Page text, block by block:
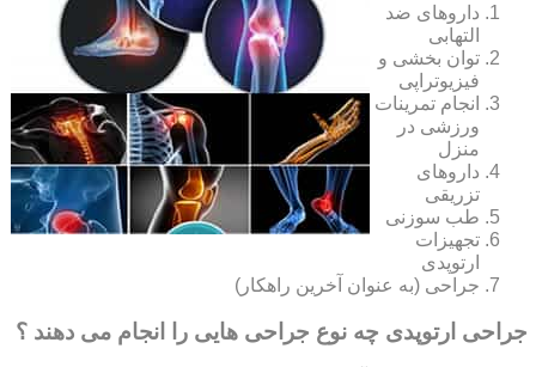
داروهای ضد
التهابی
توان بخشی و
فیزیوتراپی
انجام تمرینات
ورزشی در
منزل
داروهای
تزریقی
طب سوزنی
تجهیزات
ارتوپدی
جراحی (به عنوان آخرین راهکار)
جراحی ارتوپدی چه نوع جراحی هایی را انجام می دهند ؟